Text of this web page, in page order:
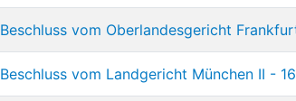
Beschluss vom Oberlandesgericht
Beschluss vom Landgericht München II -